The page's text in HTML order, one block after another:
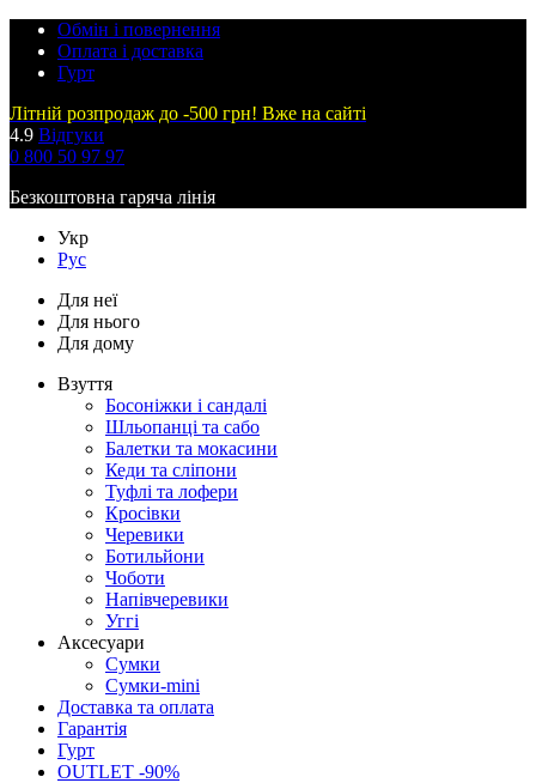
Обмін і повернення
Оплата і доставка
Гурт
Літній розпродаж до -500 грн! Вже на сайті
4.9 Відгуки
0 800 50 97 97
Безкоштовна гаряча лінія
Укр
Рус
Для неї
Для нього
Для дому
Взуття
Босоніжки і сандалі
Шльопанці та сабо
Балетки та мокасини
Кеди та сліпони
Туфлі та лофери
Кросівки
Черевики
Ботильйони
Чоботи
Напівчеревики
Уггі
Аксесуари
Сумки
Сумки-mini
Доставка та оплата
Гарантія
Гурт
OUTLET -90%